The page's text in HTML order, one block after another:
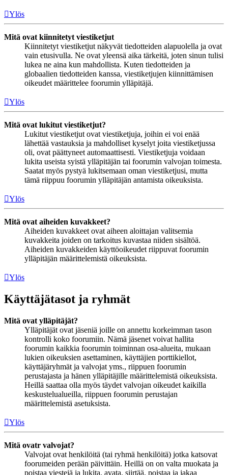
Ylös
Mitä ovat kiinnitetyt viestiketjut
Kiinnitetyt viestiketjut näkyvät tiedotteiden alapuolella ja ovat
vain etusivulla. Ne ovat yleensä aika tärkeitä, joten sinun tulisi
lukea ne aina kun mahdollista. Kuten tiedotteiden ja
globaalien tiedotteiden kanssa, viestiketjujen kiinnittämisen
oikeudet määrittelee foorumin ylläpitäjä.
Ylös
Mitä ovat lukitut viestiketjut?
Lukitut viestiketjut ovat viestiketjuja, joihin ei voi enää
lähettää vastauksia ja mahdolliset kyselyt joita viestiketjussa
oli, ovat päättyneet automaattisesti. Viestiketjuja voidaan
lukita useista syistä ylläpitäjän tai foorumin valvojan toimesta.
Saatat myös pystyä lukitsemaan oman viestiketjusi, mutta
tämä riippuu foorumin ylläpitäjän antamista oikeuksista.
Ylös
Mitä ovat aiheiden kuvakkeet?
Aiheiden kuvakkeet ovat aiheen aloittajan valitsemia
kuvakkeita joiden on tarkoitus kuvastaa niiden sisältöä.
Aiheiden kuvakkeiden käyttöoikeudet riippuvat foorumin
ylläpitäjän määrittelemistä oikeuksista.
Ylös
Käyttäjätasot ja ryhmät
Mitä ovat ylläpitäjät?
Ylläpitäjät ovat jäseniä joille on annettu korkeimman tason
kontrolli koko foorumiin. Nämä jäsenet voivat hallita
foorumin kaikkia foorumin toiminnan osa-alueita, mukaan
lukien oikeuksien asettaminen, käyttäjien porttikiellot,
käyttäjäryhmät ja valvojat yms., riippuen foorumin
perustajasta ja hänen ylläpitäjille määrittelemistä oikeuksista.
Heillä saattaa olla myös täydet valvojan oikeudet kaikilla
keskustelualueilla, riippuen foorumin perustajan
määrittelemistä asetuksista.
Ylös
Mitä ovatr valvojat?
Valvojat ovat henkilöitä (tai ryhmä henkilöitä) jotka katsovat
foorumeiden perään päivittäin. Heillä on on valta muokata ja
poistaa viestejä ja lukita, avata, siirtää, poistaa ja jakaa